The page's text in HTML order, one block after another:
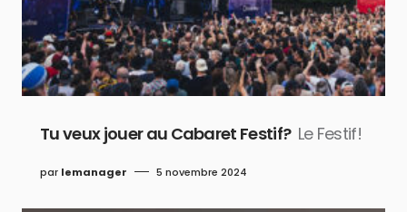
Tu veux jouer au Cabaret Festif? Le Festif!
par lemanager 5 novembre 2024